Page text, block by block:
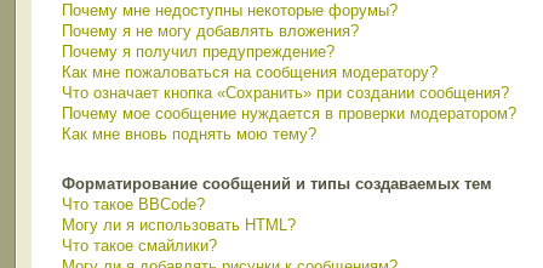
Почему мне недоступны некоторые форумы?
Почему я не могу добавлять вложения?
Почему я получил предупреждение?
Как мне пожаловаться на сообщения модератору?
Что означает кнопка «Сохранить» при создании сообщения?
Почему мое сообщение нуждается в проверки модератором?
Как мне вновь поднять мою тему?
Форматирование сообщений и типы создаваемых тем
Что такое BBCode?
Могу ли я использовать HTML?
Что такое смайлики?